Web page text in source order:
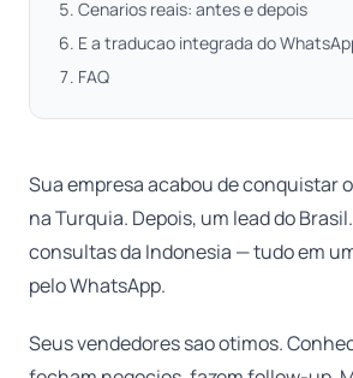
Cenarios reais: antes e depois
E a traducao integrada do
FAQ
Sua empresa acabou de conquistar
na Turquia. Depois, um lead do
consultas da Indonesia — tudo em
pelo WhatsApp.
Seus vendedores sao otimos.